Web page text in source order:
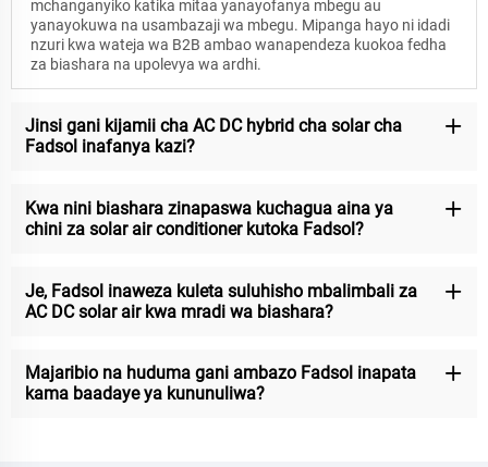
mchanganyiko katika mitaa yanayofanya mbegu au
yanayokuwa na usambazaji wa mbegu. Mipanga hayo ni idadi
nzuri kwa wateja wa B2B ambao wanapendeza kuokoa fedha
za biashara na upolevya wa ardhi.
Jinsi gani kijamii cha AC DC hybrid cha solar cha
Fadsol inafanya kazi?
Kwa nini biashara zinapaswa kuchagua aina ya
chini za solar air conditioner kutoka Fadsol?
Je, Fadsol inaweza kuleta suluhisho mbalimbali za
AC DC solar air kwa mradi wa biashara?
Majaribio na huduma gani ambazo Fadsol inapata
kama baadaye ya kununuliwa?